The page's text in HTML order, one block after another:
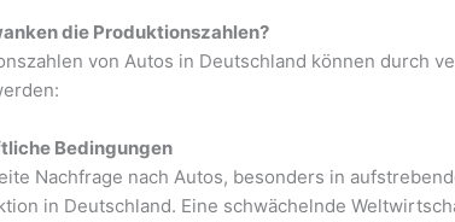
die Produktionszahlen?
von Autos in Deutschland können durch
Bedingungen
Nachfrage nach Autos, besonders in
in Deutschland. Eine schwächelnde